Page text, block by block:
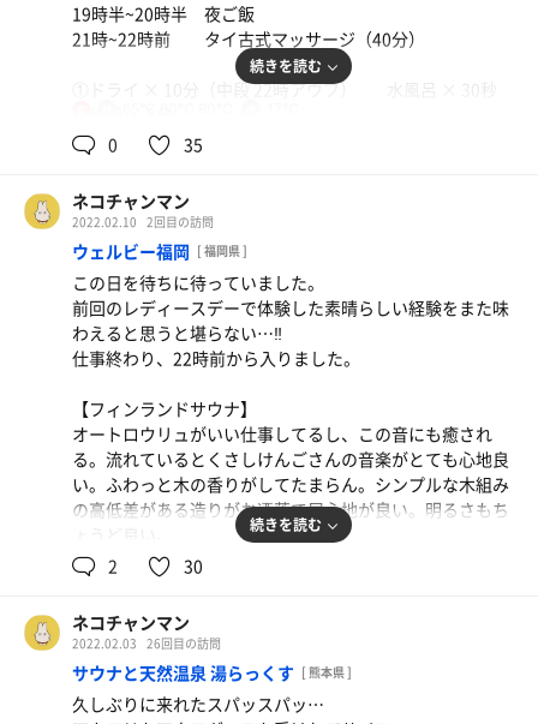
です。残念ながらオートロウリュの時間には合ませんでし
たが温度湿度は充分で、入ってすぐに汗と水蒸気がポタポ
タ…体感温度もかなり熱め。何も知らずに来訪したのです
ロマのブレンドとの事でとても良い香りでしたが、サウナ
た…地元の方との交流イベントって良いですね。女湯の通
常アウフグースも時間があわず受けられませんでしたがう
ちわなのかな？
・バレルサウナ
完全に壁に埋まってて入り口だけが見えてる😂バレルの全
貌が見えないのは勿体ない‼︎中なかなり狭めで、天井も低
くこじんまり入る感じ。セルフロウリュができ、ロウリュ
時の蒸気の回りはとても早かったです。ここのロウリュ水
にアロマ入れて〜😭体感温度はあまり高くないですが湿度
がしっかりあるので汗かけます。室内にはロウリュの心得
が貼ってあって親切（雰囲気に合わせてもう少しおしゃれ
なデザインだったら尚良かったな…）
《水風呂》
サウナ室出てすぐにシャワーと水風呂。温度は15度弱。近
くにサウナハット掛けもあり、広さと深さも程よくあり良
い感じ。
椅子の数が多い！色んな場所に様々な種類の椅子があり、
休憩場所には困りません。∞チェアがあるのも嬉しい‼︎壁
に使用方法が貼ってあり助かりました😂壁際の隠れたくぼ
みにも寝椅子が置いてあって、隅好きには嬉しいすっぽり
19時半~20時半 夜ご飯
21時~22時前 タイ古式マッサージ（40分）
①ドライ × 10分（中段 22時アウフ） 水風呂 × 30秒
②ドライ × 8分（中段） 水風呂 × 30秒 休憩 × 5分
休憩 × 5分
お夜食
ちょっと仕事
おやすみ😴
メモ：
《滞在時間 混み具合》
在。
19時までは多くはない、22時半以降はとても少なかった
です。
・18/22時アウフグースは飯川さん。
先月久しぶりにお受けした際にも思いましたが、ロウリュ
の回数増えた⁉︎
ぎり我慢できる最高の体感…
部屋の隅々、一人一人に対して風を送ってくださってお
り、やっぱりステキ〜！
・19/23時アウフグースは鬼塚さん。
鬼塚さんの攪拌、大好きです。最初は控えめにですが段々
続きを読む
0 35
ネコチャンマン
2022.02.10 2回目の訪問
ウェルビー福岡 [ 福岡県 ]
この日を待ちに待っていました。
前回のレディースデーで体験した素晴らしい経験をまた味
わえると思うと堪らない…‼︎
仕事終わり、22時前から入りました。
【フィンランドサウナ】
オートロウリュがいい仕事してるし、この音にも癒され
る。流れているとくさしけんごさんの音楽がとても心地良
い。ふわっと木の香りがしてたまらん。シンプルな木組み
の高低差がある造りがお洒落で居心地が良い。明るさもち
【森のサウナ】
相変わらず最高👏
セルフロウリュした際の熱さとアロマの香りの広がり方が
素晴らしい。暗いのもとても良い！
（皆さんマナーもとてもよく素晴らしかったけど、周りの
方に断り無くロウリュする方がいらっしゃったのがちょっ
続きを読む
2 30
ネコチャンマン
2022.02.03 26回目の訪問
サウナと天然温泉 湯らっくす [ 熊本県 ]
久しぶりに来れたスパッスパッ…